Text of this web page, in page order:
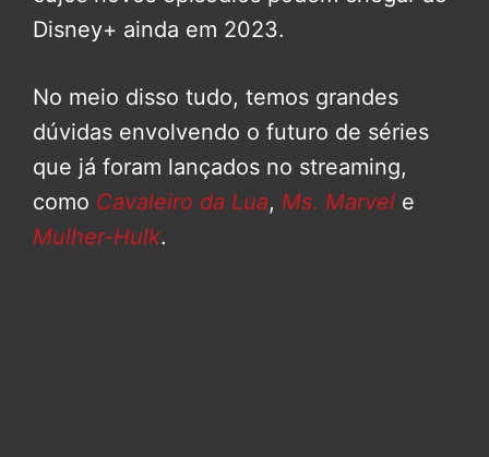
Disney+ ainda em 2023.
No meio disso tudo, temos grandes
dúvidas envolvendo o futuro de séries
que já foram lançados no streaming,
como Cavaleiro da Lua, Ms. Marvel e
Mulher-Hulk.